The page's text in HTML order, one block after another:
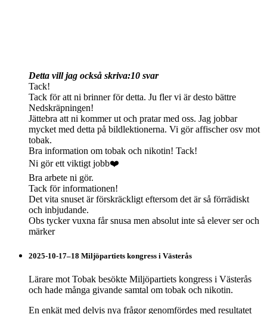
Detta vill jag också skriva:10 svar
Tack!
Tack för att ni brinner för detta. Ju fler vi är desto bättre
Nedskräpningen!
Jättebra att ni kommer ut och pratar med oss. Jag jobbar
mycket med detta på bildlektionerna. Vi gör affischer osv mot
tobak.
Bra information om tobak och nikotin! Tack!
Ni gör ett viktigt jobb❤️
Bra arbete ni gör.
Tack för informationen!
Det vita snuset är förskräckligt eftersom det är så förrädiskt
och inbjudande.
Obs tycker vuxna får snusa men absolut inte så elever ser och
märker
2025-10-17–18 Miljöpartiets kongress i Västerås
Lärare mot Tobak besökte Miljöpartiets kongress i Västerås
och hade många givande samtal om tobak och nikotin.
En enkät med delvis nya frågor genomfördes med resultatet